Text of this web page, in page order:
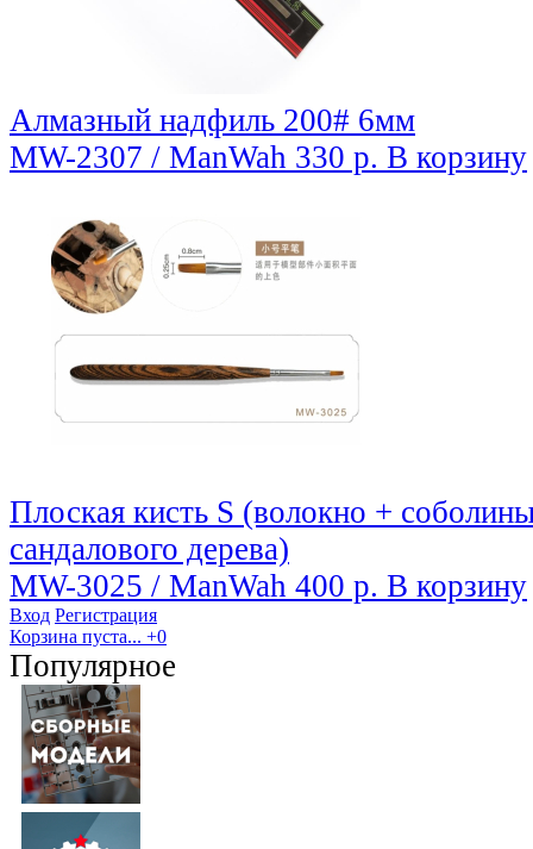
Алмазный надфиль 200# 6мм
MW-2307 / ManWah 330 р. В корзину
Плоская кисть S (волокно +
сандалового дерева)
MW-3025 / ManWah 400 р. В корзину
Вход Регистрация
Корзина пуста... +0
Популярное